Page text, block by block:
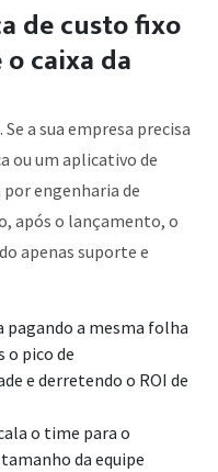
de custo fixo
caixa da
a sua empresa precisa
ou um aplicativo de
engenharia de
após o lançamento, o
apenas suporte e
pagando a mesma folha
o pico de
e derretendo o ROI de
o time para o
da equipe